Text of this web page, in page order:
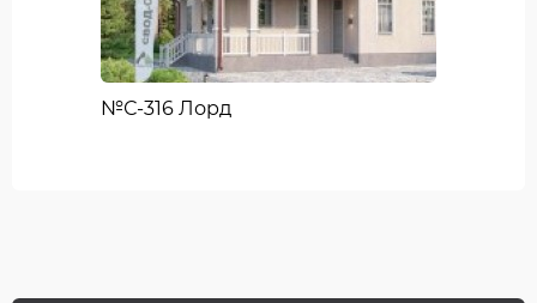
№С-316 Лорд